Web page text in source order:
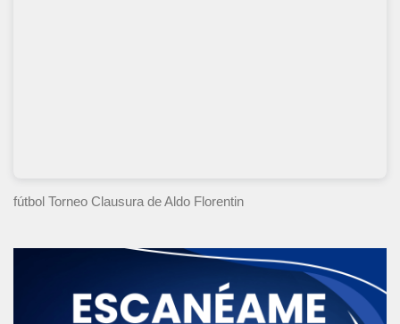
fútbol Torneo Clausura de Aldo Florentin